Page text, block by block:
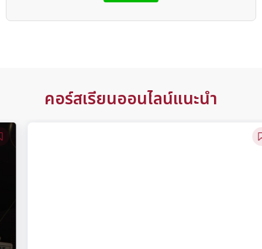
คอร์สเรียนออนไลน์แนะนำ